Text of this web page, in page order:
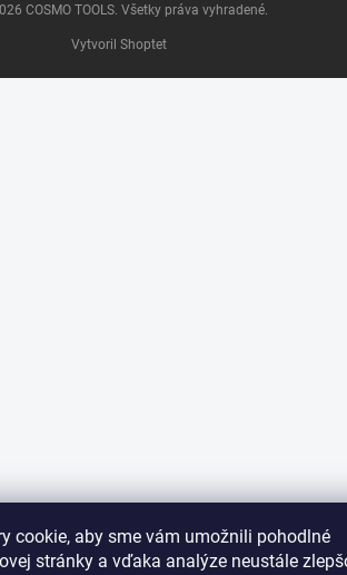
cookie, aby sme vám umožnili pohodlné
stránky a vďaka analýze neustále
Vytvoril Shoptet
COSMO TOOLS. Všetky práva vyhradené.